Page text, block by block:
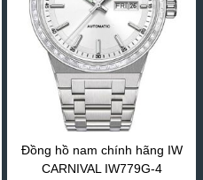
Đồng hồ nam chính hãng IW
CARNIVAL IW779G-4